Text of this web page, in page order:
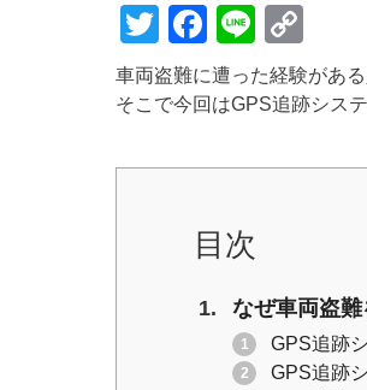
T
wi
tt
F
a
c
b
o
Li
n
e
o
p
Li
車両盗難に遭った経験があ
そこで今回はGPS追跡シス
目次
なぜ車両盗
GPS追跡
GPS追跡